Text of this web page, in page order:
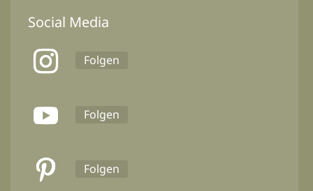
Social Media
Folgen
Folgen
Folgen